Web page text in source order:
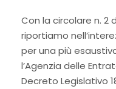
Con la circolare n. 2
riportiamo
per una più
l’Agenzia delle
Decreto Legislativo